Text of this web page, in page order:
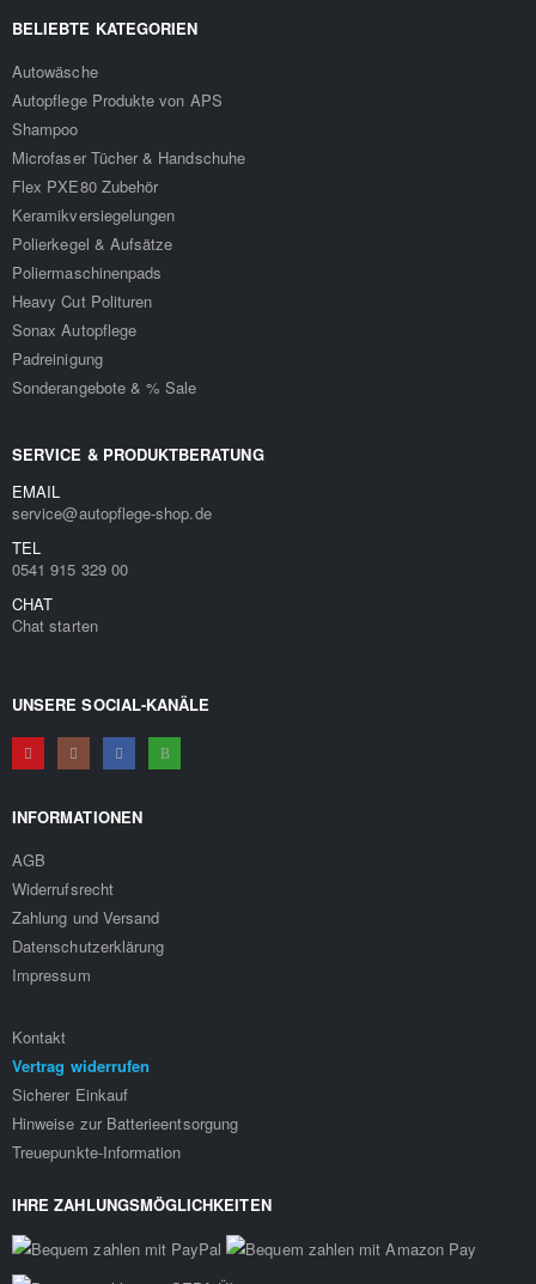
BELIEBTE KATEGORIEN
Autowäsche
Autopflege Produkte von APS
Shampoo
Microfaser Tücher & Handschuhe
Flex PXE80 Zubehör
Keramikversiegelungen
Polierkegel & Aufsätze
Poliermaschinenpads
Heavy Cut Polituren
Sonax Autopflege
Padreinigung
Sonderangebote & % Sale
SERVICE & PRODUKTBERATUNG
EMAIL
service@autopflege-shop.de
TEL
0541 915 329 00
CHAT
Chat starten
UNSERE SOCIAL-KANÄLE
INFORMATIONEN
AGB
Widerrufsrecht
Zahlung und Versand
Datenschutzerklärung
Impressum
Kontakt
Vertrag widerrufen
Sicherer Einkauf
Hinweise zur Batterieentsorgung
Treuepunkte-Information
IHRE ZAHLUNGSMÖGLICHKEITEN